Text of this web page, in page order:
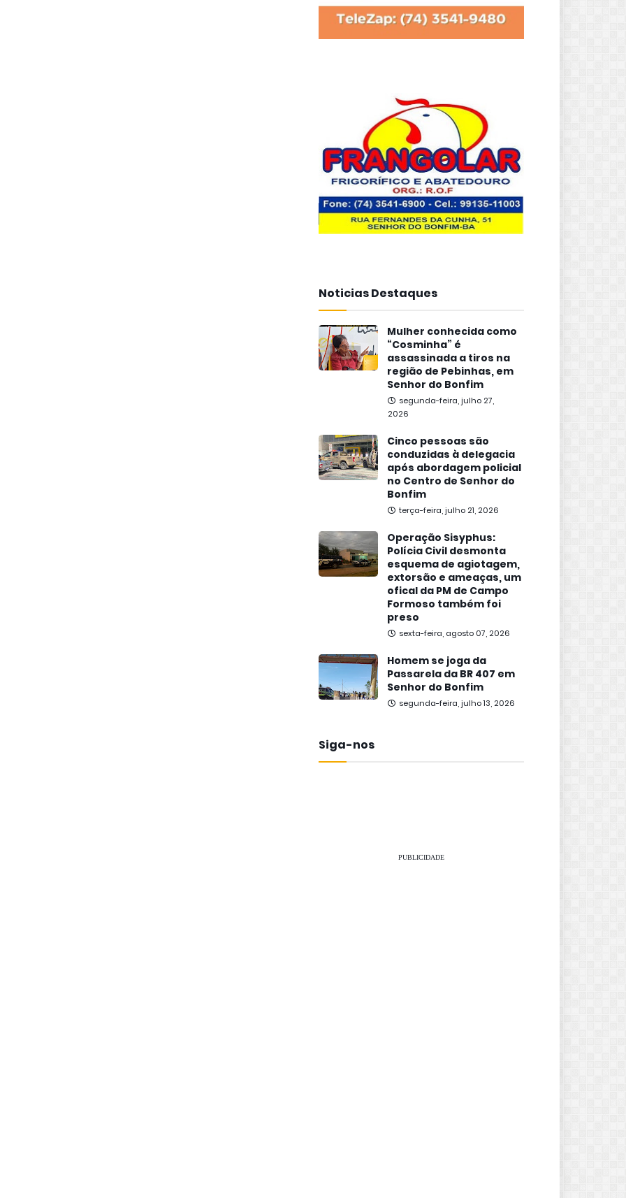
Noticias Destaques
Mulher conhecida como
“Cosminha” é
assassinada a tiros na
região de Pebinhas, em
Senhor do Bonfim
segunda-feira, julho 27,
2026
Cinco pessoas são
conduzidas à delegacia
após abordagem policial
no Centro de Senhor do
Bonfim
terça-feira, julho 21, 2026
Operação Sisyphus:
Polícia Civil desmonta
esquema de agiotagem,
extorsão e ameaças, um
ofical da PM de Campo
Formoso também foi
preso
sexta-feira, agosto 07, 2026
Homem se joga da
Passarela da BR 407 em
Senhor do Bonfim
segunda-feira, julho 13, 2026
Siga-nos
PUBLICIDADE